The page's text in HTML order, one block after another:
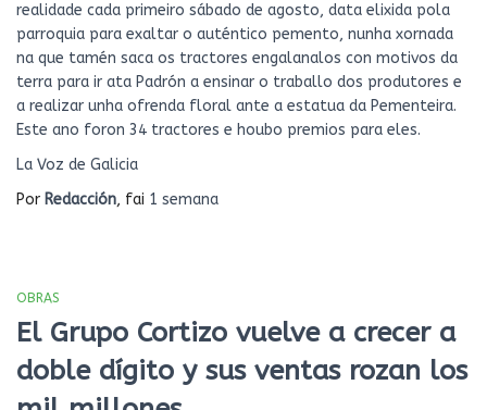
realidade cada primeiro sábado de agosto, data elixida pola
parroquia para exaltar o auténtico pemento, nunha xornada
na que tamén saca os tractores engalanalos con motivos da
terra para ir ata Padrón a ensinar o traballo dos produtores e
a realizar unha ofrenda floral ante a estatua da Pementeira.
Este ano foron 34 tractores e houbo premios para eles.
La Voz de Galicia
Por Redacción, fai 1 semana
OBRAS
El Grupo Cortizo vuelve a crecer a
doble dígito y sus ventas rozan los